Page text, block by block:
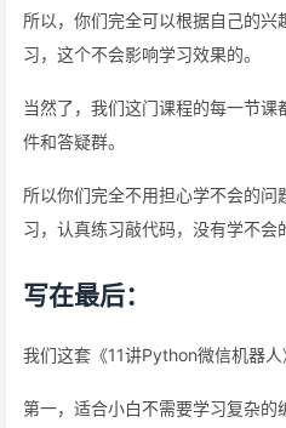
所以，你们完全可以根据自己的
习，这个不会影响学习效果的。
当然了，我们这门课程的每一节
件和答疑群。
所以你们完全不用担心学不会的
习，认真练习敲代码，没有学不会
写在最后：
我们这套《11讲Python微信机器人
第一，适合小白不需要学习复杂的